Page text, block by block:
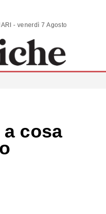
ANALISI | COMMENTI | SCENARI - venerdì 7 Agosto 2026
cosa